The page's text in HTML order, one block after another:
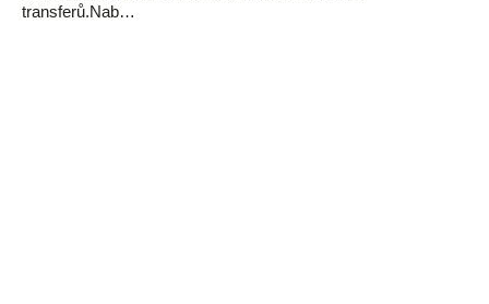
transferů.Nab…